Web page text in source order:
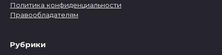
Политика конфиденциальности
Правообладателям
Рубрики